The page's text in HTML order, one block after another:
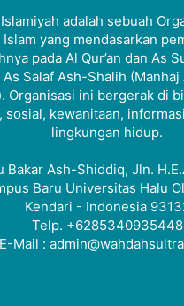
adalah sebuah
Islam yang mendasarkan
pada Al Qur’an dan As
As Salaf Ash-Shalih
Organisasi ini bergerak di
sosial, kewanitaan,
lingkungan hidup.
Bakar Ash-Shiddiq, Jln.
Baru Universitas Halu
Kendari - Indonesia
Telp. +6285340935448
E-Mail :